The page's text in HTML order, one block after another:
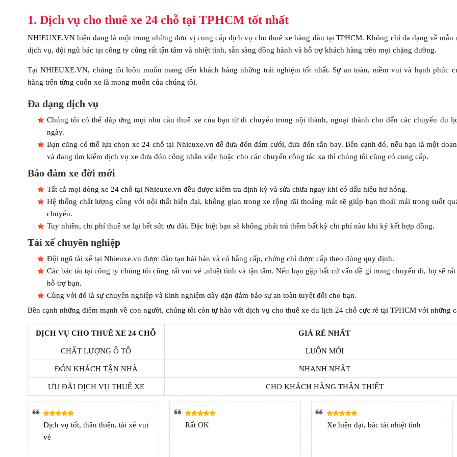
1. Dịch vụ cho thuê xe 24 chỗ tại TPHCM tốt nhất
NHIEUXE.VN hiện đang là một trong những đơn vị cung cấp dịch vụ cho thuê xe hàng đầu tại TPHCM. Không chỉ đa dạng về mẫu
dịch vụ, đội ngũ bác tại công ty cũng rất tận tâm và nhiệt tình, sẵn sàng đồng hành và hỗ trợ khách hàng trên mọi chặng đường.
Tại NHIEUXE.VN, chúng tôi luôn muốn mang đến khách hàng những trải nghiệm tốt nhất. Sự an toàn, niềm vui và hạnh phúc
hàng trên từng cuốn xe là mong muốn của chúng tôi.
Đa dạng dịch vụ
Chúng tôi có thể đáp ứng mọi nhu cầu thuê xe của bạn từ di chuyển trong nội thành, ngoại thành cho đến các chuyến du
ngày.
Bạn cũng có thể lựa chọn xe 24 chỗ tại Nhieuxe.vn để đưa đón đám cưới, đưa đón sân bay. Bên cạnh đó, nếu bạn là một
và đang tìm kiếm dịch vụ xe đưa đón công nhân việc hoặc cho các chuyến công tác xa thì chúng tôi cũng có cung cấp.
Bảo đảm xe đời mới
Tất cả mọi dòng xe 24 chỗ tại Nhieuxe.vn đều được kiểm tra định kỳ và sửa chữa ngay khi có dấu hiệu hư hỏng.
Hệ thống chất lượng cùng với nội thất hiện đại, không gian trong xe rộng rãi thoáng mát sẽ giúp bạn thoải mái trong suốt
chuyển.
Tuy nhiên, chi phí thuê xe lại hết sức ưu đãi. Đặc biệt bạn sẽ không phải trả thêm bất kỳ chi phí nào khi ký kết hợp đồng.
Tài xế chuyên nghiệp
Đội ngũ tài xế tại Nhieuxe.vn được đào tạo bài bản và có bằng cấp, chứng chỉ được cấp theo đúng quy định.
Các bác tài tại công ty chúng tôi cũng rất vui vẻ ,nhiệt tình và tận tâm. Nếu bạn gặp bất cứ vấn đề gì trong chuyến đi, họ sẽ rất
hỗ trợ bạn.
Cùng với đó là sự chuyên nghiệp và kinh nghiệm dày dặn đảm bảo sự an toàn tuyệt đối cho bạn.
Bên cạnh những điểm mạnh về con người, chúng tôi còn tự hào với dịch vụ cho thuê xe du lịch 24 chỗ cực rẻ tại TPHCM với những
DỊCH VỤ CHO THUÊ XE 24 CHỖ GIÁ RẺ NHẤT
CHẤT LƯỢNG Ô TÔ LUÔN MỚI
ĐÓN KHÁCH TẬN NHÀ NHANH NHẤT
ƯU ĐÃI DỊCH VỤ THUÊ XE CHO KHÁCH HÀNG THÂN THIẾT
Dịch vụ tốt, thân thiện, tài xế vui
vẻ
Rất OK Xe hiện đại, bác tài nhiệt tình